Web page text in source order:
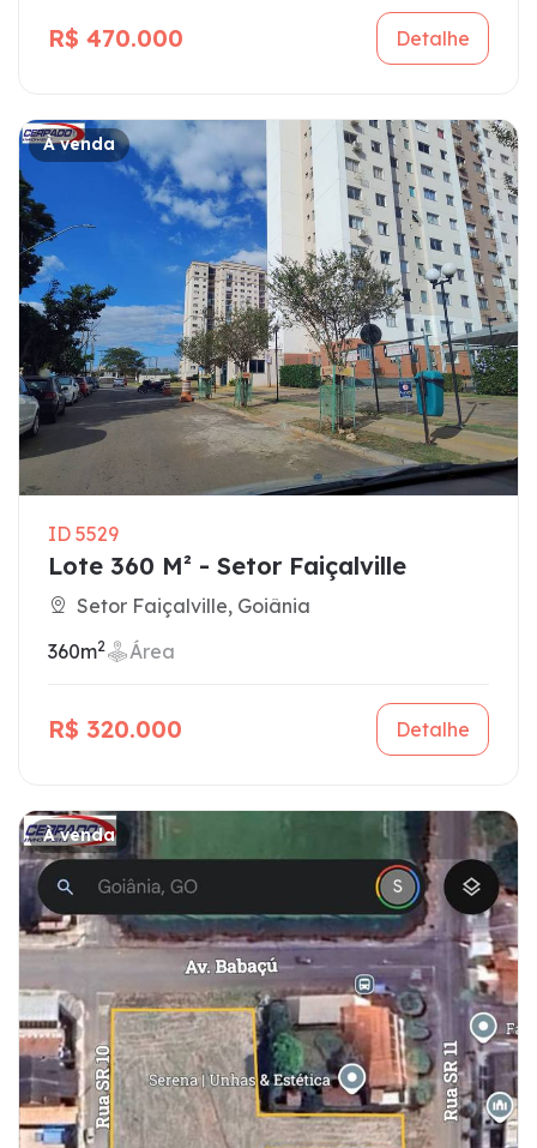
R$ 470.000 Detalhe
À venda
ID 5529
Lote 360 M² - Setor Faiçalville
Setor Faiçalville, Goiânia
360m2 Área
R$ 320.000 Detalhe
À venda